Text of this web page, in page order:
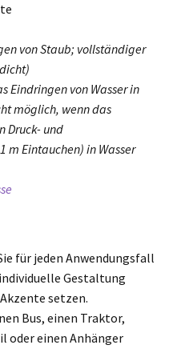
von Staub; vollständiger
Eindringen von Wasser in
möglich, wenn das
Druck- und
m Eintauchen) in Wasser
für jeden Anwendungsfall
Gestaltung
setzen.
Bus, einen Traktor,
oder einen Anhänger